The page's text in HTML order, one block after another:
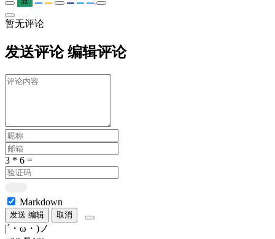
暂无评论
发送评论 编辑评论
Markdown
发送 编辑 取消
|´・ω・)ノ